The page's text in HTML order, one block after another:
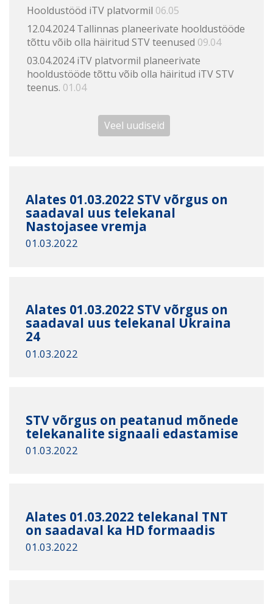
Hooldustööd iTV platvormil 06.05
12.04.2024 Tallinnas planeerivate hooldustööde
tõttu võib olla häiritud STV teenused 09.04
03.04.2024 iTV platvormil planeerivate
hooldustööde tõttu võib olla häiritud iTV STV
teenus. 01.04
Veel uudiseid
Alates 01.03.2022 STV võrgus on
saadaval uus telekanal
Nastojasee vremja
01.03.2022
Alates 01.03.2022 STV võrgus on
saadaval uus telekanal Ukraina
24
01.03.2022
STV võrgus on peatanud mõnede
telekanalite signaali edastamise
01.03.2022
Alates 01.03.2022 telekanal TNT
on saadaval ka HD formaadis
01.03.2022